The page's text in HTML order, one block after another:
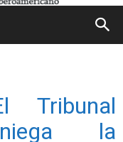
Tribunal
niega la